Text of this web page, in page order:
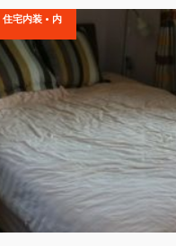
住宅内装 • 内